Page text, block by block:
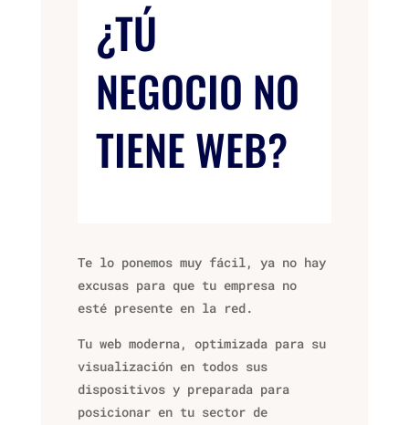
¿TÚ
NEGOCIO NO
TIENE WEB?
Te lo ponemos muy fácil, ya no hay
excusas para que tu empresa no
esté presente en la red.
Tu web moderna, optimizada para su
visualización en todos sus
dispositivos y preparada para
posicionar en tu sector de